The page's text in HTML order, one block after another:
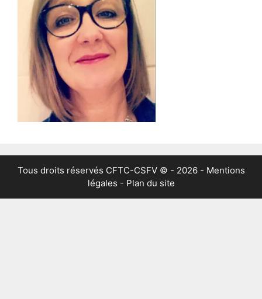
Tous droits réservés CFTC-CSFV© - 2026 - Mentions
légales - Plan du site